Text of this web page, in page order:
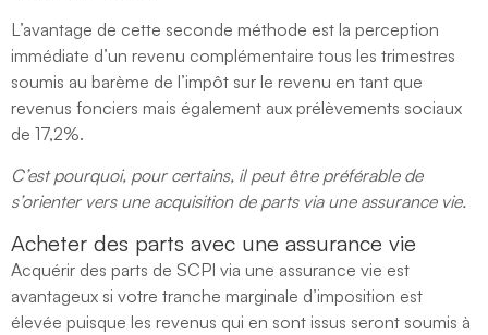
L’avantage de cette seconde méthode est la perception
immédiate d’un revenu complémentaire tous les trimestres
soumis au barème de l’impôt sur le revenu en tant que
revenus fonciers mais également aux prélèvements sociaux
de 17,2%.
C’est pourquoi, pour certains, il peut être préférable de
s’orienter vers une acquisition de parts via une assurance vie.
Acheter des parts avec une assurance vie
Acquérir des parts de SCPI via une assurance vie est
avantageux si votre tranche marginale d’imposition est
élevée puisque les revenus qui en sont issus seront soumis à